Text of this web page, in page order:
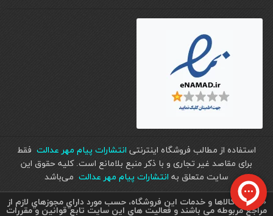
استفاده از مطالب فروشگاه اینترنتی انتشارات پیام مهر عدالت فقط
برای مقاصد غیر تجاری و با ذکر منبع بلامانع است. کليه حقوق اين
سايت متعلق به انتشارات پیام مهر عدالت می‌باشد
« تمامي كالاها و خدمات اين فروشگاه، حسب مورد داراي مجوزهاي لازم از
مراجع مربوطه می باشند و فعاليت هاي اين سايت تابع قوانين و مقررات